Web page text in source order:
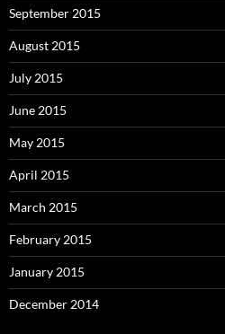
September 2015
August 2015
July 2015
June 2015
May 2015
April 2015
March 2015
February 2015
January 2015
December 2014